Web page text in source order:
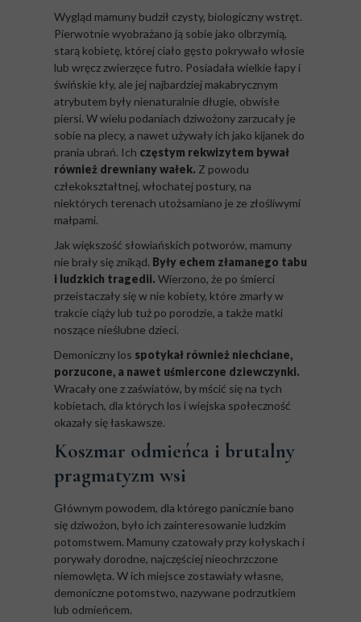
Wygląd mamuny budził czysty, biologiczny wstręt.
Pierwotnie wyobrażano ją sobie jako olbrzymią,
starą kobietę, której ciało gęsto pokrywało włosie
lub wręcz zwierzęce futro. Posiadała wielkie łapy i
świńskie kły, ale jej najbardziej makabrycznym
atrybutem były nienaturalnie długie, obwisłe
piersi. W wielu podaniach dziwożony zarzucały je
sobie na plecy, a nawet używały ich jako kijanek do
prania ubrań. Ich częstym rekwizytem bywał
również drewniany wałek. Z powodu
człekokształtnej, włochatej postury, na
niektórych terenach utożsamiano je ze złośliwymi
małpami.
Jak większość słowiańskich potworów, mamuny
nie brały się znikąd. Były echem złamanego tabu
i ludzkich tragedii. Wierzono, że po śmierci
przeistaczały się w nie kobiety, które zmarły w
trakcie ciąży lub tuż po porodzie, a także matki
noszące nieślubne dzieci.
Demoniczny los spotykał również niechciane,
porzucone, a nawet uśmiercone dziewczynki.
Wracały one z zaświatów, by mścić się na tych
kobietach, dla których los i wiejska społeczność
okazały się łaskawsze.
Koszmar odmieńca i brutalny
pragmatyzm wsi
Głównym powodem, dla którego panicznie bano
się dziwożon, było ich zainteresowanie ludzkim
potomstwem. Mamuny czatowały przy kołyskach i
porywały dorodne, najczęściej nieochrzczone
niemowlęta. W ich miejsce zostawiały własne,
demoniczne potomstwo, nazywane podrzutkiem
lub odmieńcem.